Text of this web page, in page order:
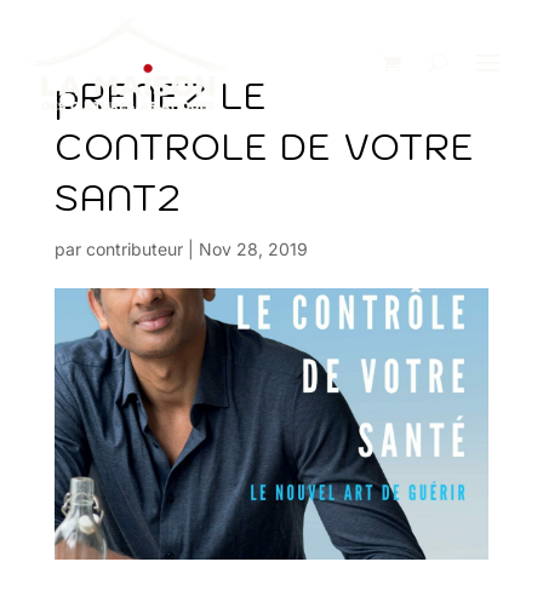
pRENEZ LE
CONTROLE DE VOTRE
SANT2
par contributeur| Nov 28, 2019